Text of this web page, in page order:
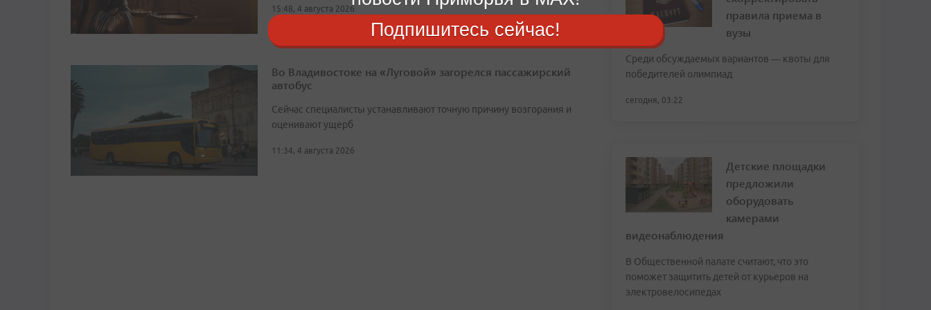
15:48, 4 августа 2026
Во Владивостоке на «Луговой» загорелся пассажирский
автобус
Сейчас специалисты устанавливают точную причину возгорания и
оценивают ущерб
11:34, 4 августа 2026
правила приема в
вузы
Среди обсуждаемых вариантов — квоты для
победителей олимпиад
сегодня, 03:22
Детские площадки
предложили
оборудовать
камерами
видеонаблюдения
В Общественной палате считают, что это
поможет защитить детей от курьеров на
электровелосипедах
Подпишитесь сейчас!